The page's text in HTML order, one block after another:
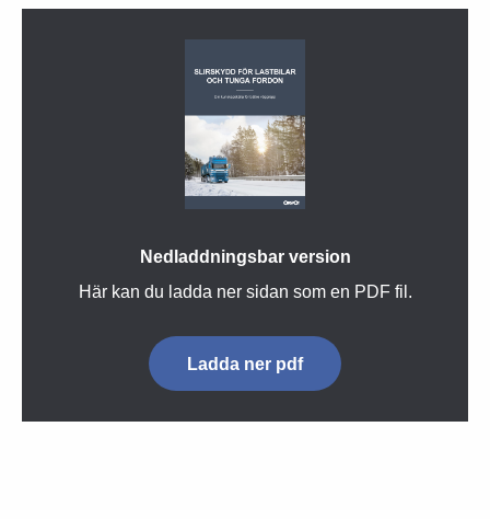
Nedladdningsbar version
Här kan du ladda ner sidan som en PDF fil.
Ladda ner pdf